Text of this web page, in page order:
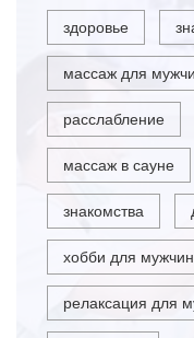
здоровье
массаж для
расслабление
массаж в сауне
знакомства
хобби для мужчин
релаксация для